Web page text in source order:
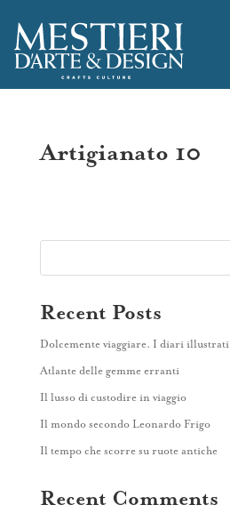
Editoriali
Archivio
Contatti
Artigianato 10
Recent Posts
Dolcemente viaggiare. I diari illustrati
Atlante delle gemme erranti
Il lusso di custodire in viaggio
Il mondo secondo Leonardo Frigo
Il tempo che scorre su ruote antiche
Recent Comments